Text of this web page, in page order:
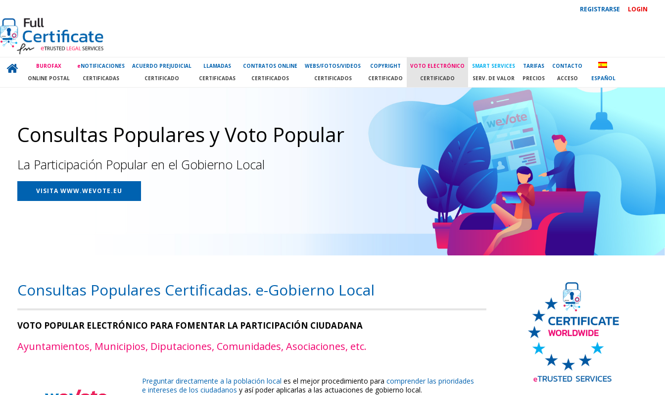
REGISTRARSE LOGIN
BUROFAX
ONLINE POSTAL
eNOTIFICACIONES
CERTIFICADAS
ACUERDO PREJUDICIAL
CERTIFICADO
LLAMADAS
CERTIFICADAS
CONTRATOS ONLINE
CERTIFICADOS
WEBS/FOTOS/VIDEOS
CERTIFICADOS
COPYRIGHT
CERTIFICADO
VOTO ELECTRÓNICO
CERTIFICADO
SMART SERVICES
SERV. DE VALOR
TARIFAS
PRECIOS
CONTACTO
ACCESO
ESPAÑOL
Consultas Populares y Voto Popular
La Participación Popular en el Gobierno Local
VISITA WWW.WEVOTE.EU
Consultas Populares Certificadas. e-Gobierno Local
VOTO POPULAR ELECTRÓNICO PARA FOMENTAR LA PARTICIPACIÓN CIUDADANA
Ayuntamientos, Municipios, Diputaciones, Comunidades, Asociaciones, etc.
Preguntar directamente a la población local es el mejor procedimiento para comprender las prioridades
e intereses de los ciudadanos y así poder aplicarlas a las actuaciones de gobierno local.